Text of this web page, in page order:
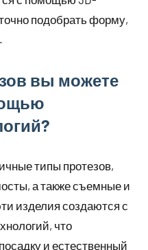
подобрать форму,
вы можете
типы протезов,
а также съемные и
изделия создаются с
что
и естественный